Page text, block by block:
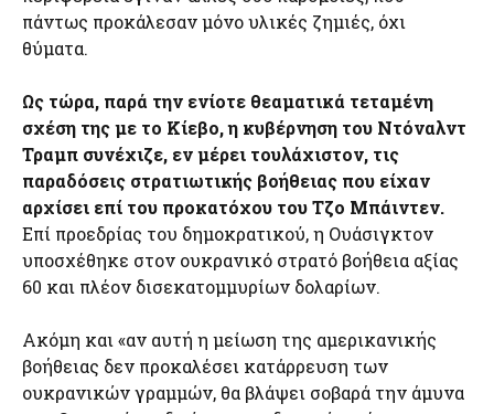
πάντως προκάλεσαν μόνο υλικές ζημιές, όχι
θύματα.
Ως τώρα, παρά την ενίοτε θεαματικά τεταμένη
σχέση της με το Κίεβο, η κυβέρνηση του Ντόναλντ
Τραμπ συνέχιζε, εν μέρει τουλάχιστον, τις
παραδόσεις στρατιωτικής βοήθειας που είχαν
αρχίσει επί του προκατόχου του Τζο Μπάιντεν.
Επί προεδρίας του δημοκρατικού, η Ουάσιγκτον
υποσχέθηκε στον ουκρανικό στρατό βοήθεια αξίας
60 και πλέον δισεκατομμυρίων δολαρίων.
Ακόμη και «αν αυτή η μείωση της αμερικανικής
βοήθειας δεν προκαλέσει κατάρρευση των
ουκρανικών γραμμών, θα βλάψει σοβαρά την άμυνα